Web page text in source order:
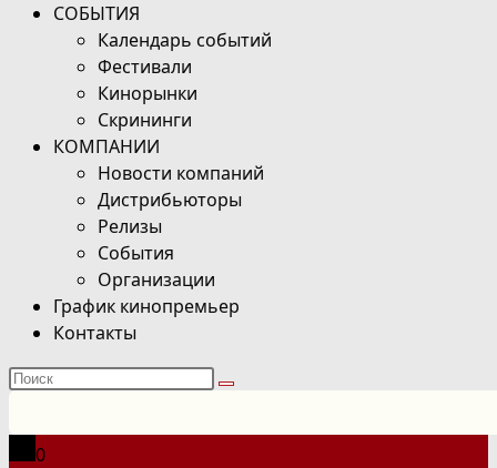
СОБЫТИЯ
Календарь событий
Фестивали
Кинорынки
Скрининги
КОМПАНИИ
Новости компаний
Дистрибьюторы
Релизы
События
Организации
График кинопремьер
Контакты
Поиск
сайте
0